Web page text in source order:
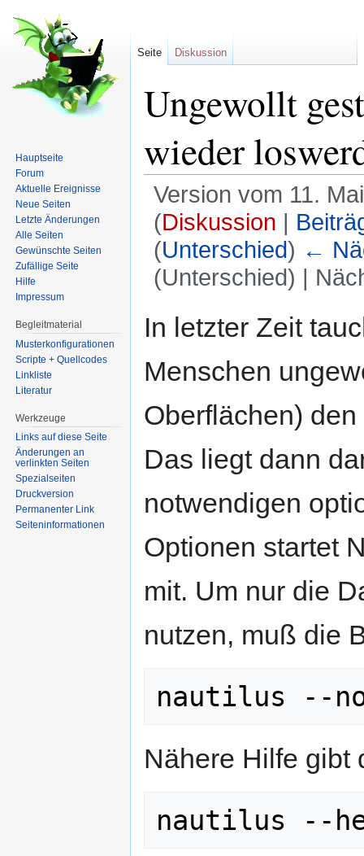
Ungewollt
wieder
Version vom 11.
(Diskussion |
(Unterschied) ←
(Unterschied) |
In letzter Zeit
Menschen
Oberflächen)
Das liegt dann
notwendigen
Optionen startet
mit. Um nur die
nutzen, muß die
Nähere Hilfe gibt
Seite Diskussion
Hauptseite
Forum
Aktuelle Ereignisse
Neue Seiten
Letzte Änderungen
Alle Seiten
Gewünschte Seiten
Zufällige Seite
Hilfe
Impressum
Begleitmaterial
Musterkonfigurationen
Scripte + Quellcodes
Linkliste
Literatur
Werkzeuge
Links auf diese Seite
Änderungen an
verlinkten Seiten
Spezialseiten
Druckversion
Permanenter Link
Seiten­informationen